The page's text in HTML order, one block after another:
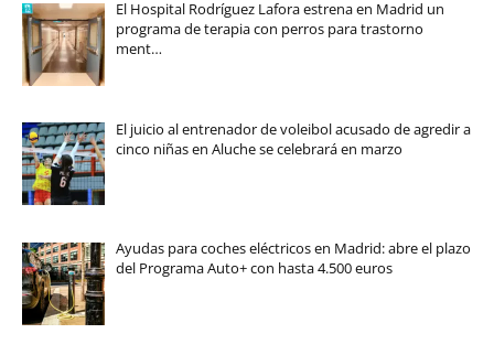
El Hospital Rodríguez Lafora estrena en Madrid un
programa de terapia con perros para trastorno
ment…
El juicio al entrenador de voleibol acusado de agredir a
cinco niñas en Aluche se celebrará en marzo
Ayudas para coches eléctricos en Madrid: abre el plazo
del Programa Auto+ con hasta 4.500 euros